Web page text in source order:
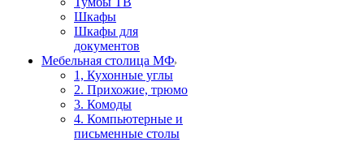
Шкафы
Шкафы для
документов
Мебельная столица МФ
1, Кухонные углы
2. Прихожие, трюмо
3. Комоды
4. Компьютерные и
письменные столы